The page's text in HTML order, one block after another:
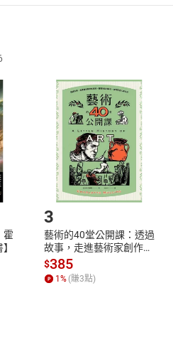
訊交易解除權合理例外情事適用
店鋪所銷售之商品為電子書，
入樂天市場，並於「我的訂單
通過後將為您辦理退款事宜。
消/退貨，恕無法以單支商品取
登入帳號
Login
Step2.登入
霍
3
藝術的40堂公開課：透過
故事，走進藝術家創作現
場，看藝術如何誕生、如
何形塑人類生活【電子
書】
$385
1 % (賺3點)